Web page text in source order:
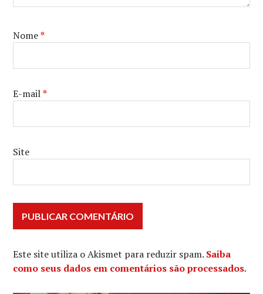
Nome*
E-mail*
Site
Este site utiliza o Akismet para reduzir spam. Saiba
como seus dados em comentários são processados.